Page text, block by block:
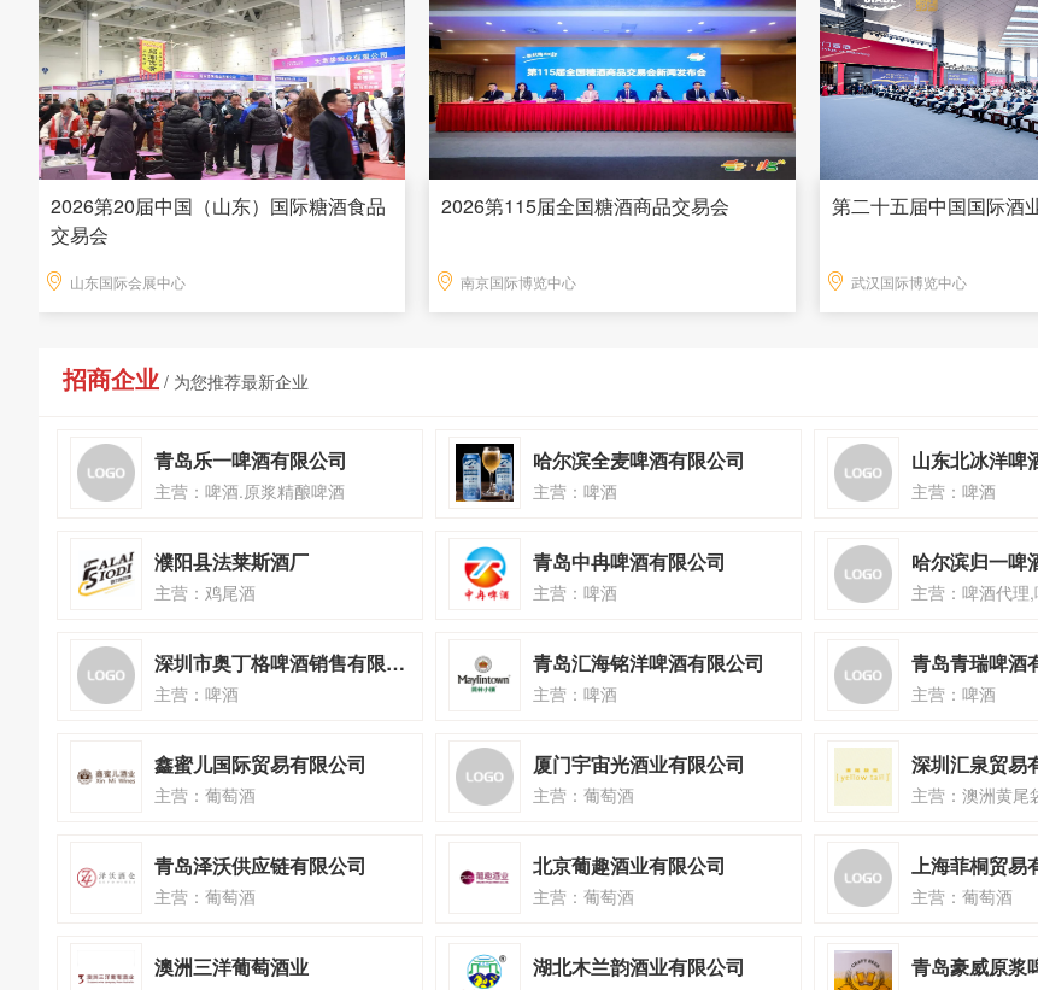
2026第20届中国（山东）国际糖酒食品
交易会
山东国际会展中心
2026第115届全国糖酒商品交易会
南京国际博览中心
第二十五届中国国际酒
武汉国际博览中心
招商企业 / 为您推荐最新企业
青岛乐一啤酒有限公司
主营：啤酒.原浆精酿啤酒
哈尔滨全麦啤酒有限公司
主营：啤酒
山东北冰洋啤
主营：啤酒
濮阳县法莱斯酒厂
主营：鸡尾酒
青岛中冉啤酒有限公司
主营：啤酒
哈尔滨归一啤
深圳市奥丁格啤酒销售有限公司
主营：啤酒
青岛汇海铭洋啤酒有限公司
主营：啤酒
青岛青瑞啤酒
主营：啤酒
鑫蜜儿国际贸易有限公司
主营：葡萄酒
厦门宇宙光酒业有限公司
主营：葡萄酒
深圳汇泉贸易
主营：澳洲黄尾
青岛泽沃供应链有限公司
主营：葡萄酒
北京葡趣酒业有限公司
主营：葡萄酒
上海菲桐贸易
主营：葡萄酒
澳洲三洋葡萄酒业 湖北木兰韵酒业有限公司 青岛豪威原浆